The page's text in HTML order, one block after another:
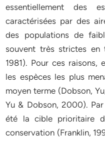
essentiellement des
caractérisées par des
des populations de
souvent très strictes en
1981). Pour ces raisons,
les espèces les plus
moyen terme (Dobson,
Yu & Dobson, 2000).
été la cible prioritaire
conservation (Franklin,